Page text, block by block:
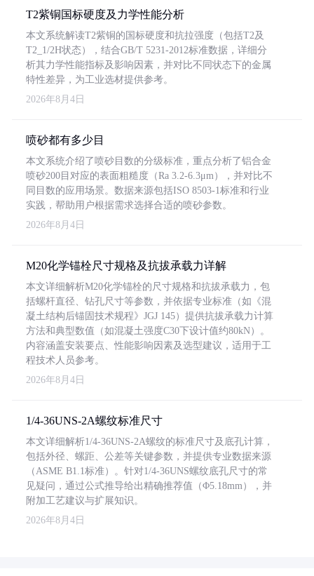
T2紫铜国标硬度及力学性能分析
本文系统解读T2紫铜的国标硬度和抗拉强度（包括T2及
T2_1/2H状态），结合GB/T 5231-2012标准数据，详细分
析其力学性能指标及影响因素，并对比不同状态下的金属
特性差异，为工业选材提供参考。
2026年8月4日
喷砂都有多少目
本文系统介绍了喷砂目数的分级标准，重点分析了铝合金
喷砂200目对应的表面粗糙度（Ra 3.2-6.3μm），并对比不
同目数的应用场景。数据来源包括ISO 8503-1标准和行业
实践，帮助用户根据需求选择合适的喷砂参数。
2026年8月4日
M20化学锚栓尺寸规格及抗拔承载力详解
本文详细解析M20化学锚栓的尺寸规格和抗拔承载力，包
括螺杆直径、钻孔尺寸等参数，并依据专业标准（如《混
凝土结构后锚固技术规程》JGJ 145）提供抗拔承载力计算
方法和典型数值（如混凝土强度C30下设计值约80kN）。
内容涵盖安装要点、性能影响因素及选型建议，适用于工
程技术人员参考。
2026年8月4日
1/4-36UNS-2A螺纹标准尺寸
本文详细解析1/4-36UNS-2A螺纹的标准尺寸及底孔计算，
包括外径、螺距、公差等关键参数，并提供专业数据来源
（ASME B1.1标准）。针对1/4-36UNS螺纹底孔尺寸的常
见疑问，通过公式推导给出精确推荐值（Φ5.18mm），并
附加工艺建议与扩展知识。
2026年8月4日